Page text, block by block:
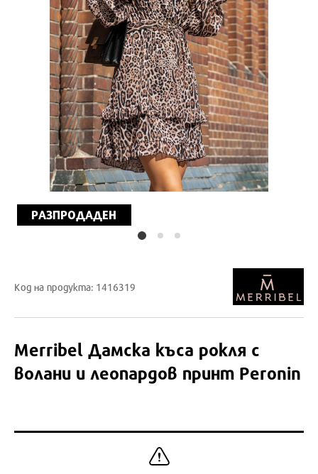
РАЗПРОДАДЕН
Код на продукта: 1416319
Merribel Дамска къса рокля с
волани и леопардов принт Peronin